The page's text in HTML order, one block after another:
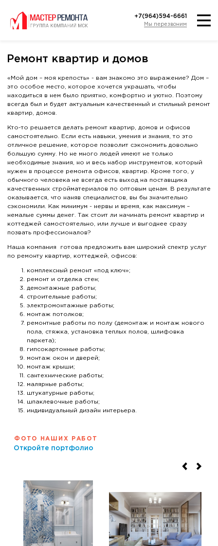
+7(964)594-6661
Мы перезвоним
Ремонт квартир и домов
«Мой дом – моя крепость» - вам знакомо это выражение? Дом –
это особое место, которое хочется украшать, чтобы
находиться в нем было приятно, комфортно и уютно. Поэтому
всегда был и будет актуальным качественный и стильный ремонт
квартир, домов.
Кто-то решается делать ремонт квартир, домов и офисов
самостоятельно. Если есть навыки, умения и знания, то это
отличное решение, которое позволит сэкономить довольно
большую сумму. Но не много людей имеют не только
необходимые знания, но и весь набор инструментов, который
нужен в процессе ремонта офисов, квартир. Кроме того, у
обычного человека не всегда есть выход на поставщика
качественных стройматериалов по оптовым ценам. В результате
оказывается, что наняв специалистов, вы бы значительно
сэкономили. Как минимум - нервы и время, как максимум –
немалые суммы денег. Так стоит ли начинать ремонт квартир и
коттеджей самостоятельно, или лучше и выгоднее сразу
позвать профессионалов?
Наша компания готова предложить вам широкий спектр услуг
по ремонту квартир, коттеджей, офисов:
комплексный ремонт «под ключ»;
ремонт и отделка стен;
демонтажные работы;
строительные работы;
электромонтажные работы;
монтаж потолков;
ремонтные работы по полу (демонтаж и монтаж нового
пола, стяжка, установка теплых полов, шлифовка
паркета);
гипсокартонные работы;
монтаж окон и дверей;
монтаж крыши;
сантехнические работы;
малярные работы;
штукатурные работы;
шпаклевочные работы;
индивидуальный дизайн интерьера.
ФОТО НАШИХ РАБОТ
Откройте портфолио